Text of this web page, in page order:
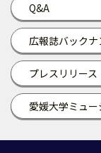
Q&A
広報誌バックナ
プレスリリース
愛媛大学ミュ